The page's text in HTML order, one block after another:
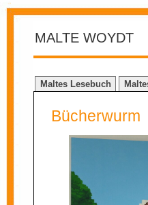
MALTE WOYDT
Maltes Lesebuch
Bücherwurm